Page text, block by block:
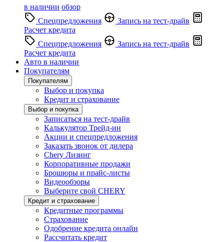
в наличии обзор
Спецпредложения
Запись на тест-драйв
Расчет кредита
Спецпредложения
Запись на тест-драйв
Расчет кредита
Авто в наличии
Покупателям
Покупателям
Выбор и покупка
Кредит и страхование
Выбор и покупка
Записаться на тест-драйв
Калькулятор Трейд-ин
Акции и спецпредложения
Заказать звонок от дилера
Chery Лизинг
Корпоративные продажи
Брошюры и прайс-листы
Видеообзоры
Выберите свой CHERY
Кредит и страхование
Кредитные программы
Страхование
Одобрение кредита онлайн
Рассчитать кредит